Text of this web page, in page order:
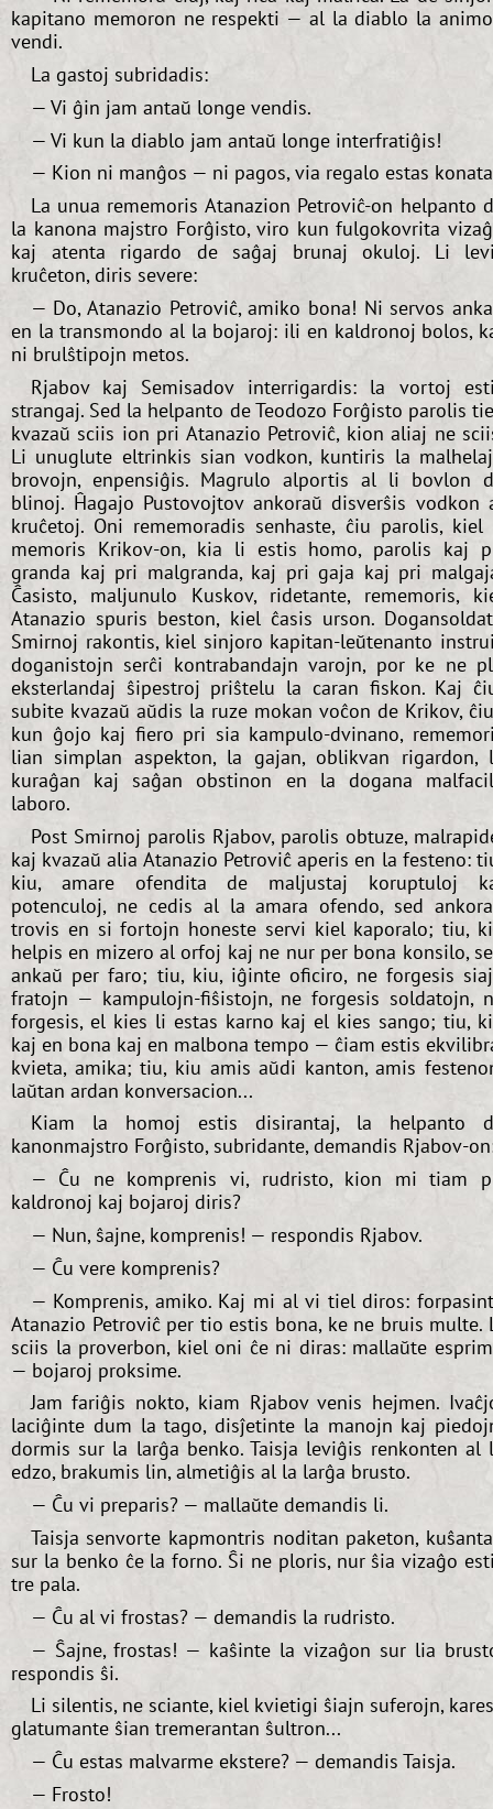
kapitano memoron ne respekti — al la diablo la
vendi.
La gastoj subridadis:
— Vi ĝin jam antaŭ longe vendis.
— Vi kun la diablo jam antaŭ longe interfratiĝis!
— Kion ni manĝos — ni pagos, via regalo estas
La unua rememoris Atanazion Petroviĉ-on helpanto
la kanona majstro Forĝisto, viro kun fulgokovrita
kaj atenta rigardo de saĝaj brunaj okuloj. Li
kruĉeton, diris severe:
— Do, Atanazio Petroviĉ, amiko bona! Ni servos
en la transmondo al la bojaroj: ili en kaldronoj bolos,
ni brulŝtipojn metos.
Rjabov kaj Semisadov interrigardis: la vortoj
strangaj. Sed la helpanto de Teodozo Forĝisto parolis
kvazaŭ sciis ion pri Atanazio Petroviĉ, kion aliaj ne
Li unuglute eltrinkis sian vodkon, kuntiris la
brovojn, enpensiĝis. Magrulo alportis al li bovlon
blinoj. Ĥagajo Pustovojtov ankoraŭ disverŝis vodkon
kruĉetoj. Oni rememoradis senhaste, ĉiu parolis,
memoris Krikov-on, kia li estis homo, parolis kaj
granda kaj pri malgranda, kaj pri gaja kaj pri
Ĉasisto, maljunulo Kuskov, ridetante, rememoris,
Atanazio spuris beston, kiel ĉasis urson.
Smirnoj rakontis, kiel sinjoro kapitan-leŭtenanto
doganistojn serĉi kontrabandajn varojn, por ke ne
eksterlandaj ŝipestroj priŝtelu la caran fiskon. Kaj
subite kvazaŭ aŭdis la ruze mokan voĉon de Krikov,
kun ĝojo kaj fiero pri sia kampulo-dvinano,
lian simplan aspekton, la gajan, oblikvan rigardon,
kuraĝan kaj saĝan obstinon en la dogana
laboro.
Post Smirnoj parolis Rjabov, parolis obtuze,
kaj kvazaŭ alia Atanazio Petroviĉ aperis en la festeno:
kiu, amare ofendita de maljustaj koruptuloj
potenculoj, ne cedis al la amara ofendo, sed
trovis en si fortojn honeste servi kiel kaporalo; tiu,
helpis en mizero al orfoj kaj ne nur per bona konsilo,
ankaŭ per faro; tiu, kiu, iĝinte oficiro, ne forgesis
fratojn — kampulojn-fiŝistojn, ne forgesis soldatojn,
forgesis, el kies li estas karno kaj el kies sango; tiu,
kaj en bona kaj en malbona tempo — ĉiam estis
kvieta, amika; tiu, kiu amis aŭdi kanton, amis
laŭtan ardan konversacion...
Kiam la homoj estis disirantaj, la helpanto
kanonmajstro Forĝisto, subridante, demandis Rjabov-
— Ĉu ne komprenis vi, rudristo, kion mi tiam
kaldronoj kaj bojaroj diris?
— Nun, ŝajne, komprenis! — respondis Rjabov.
— Ĉu vere komprenis?
— Komprenis, amiko. Kaj mi al vi tiel diros:
Atanazio Petroviĉ per tio estis bona, ke ne bruis multe.
sciis la proverbon, kiel oni ĉe ni diras: mallaŭte
— bojaroj proksime.
Jam fariĝis nokto, kiam Rjabov venis hejmen.
laciĝinte dum la tago, disĵetinte la manojn kaj
dormis sur la larĝa benko. Taisja leviĝis renkonten al
edzo, brakumis lin, almetiĝis al la larĝa brusto.
— Ĉu vi preparis? — mallaŭte demandis li.
Taisja senvorte kapmontris noditan paketon,
sur la benko ĉe la forno. Ŝi ne ploris, nur ŝia vizaĝo
tre pala.
— Ĉu al vi frostas? — demandis la rudristo.
— Ŝajne, frostas! — kaŝinte la vizaĝon sur lia
respondis ŝi.
Li silentis, ne sciante, kiel kvietigi ŝiajn suferojn,
glatumante ŝian tremerantan ŝultron...
— Ĉu estas malvarme ekstere? — demandis Taisja.
— Frosto!